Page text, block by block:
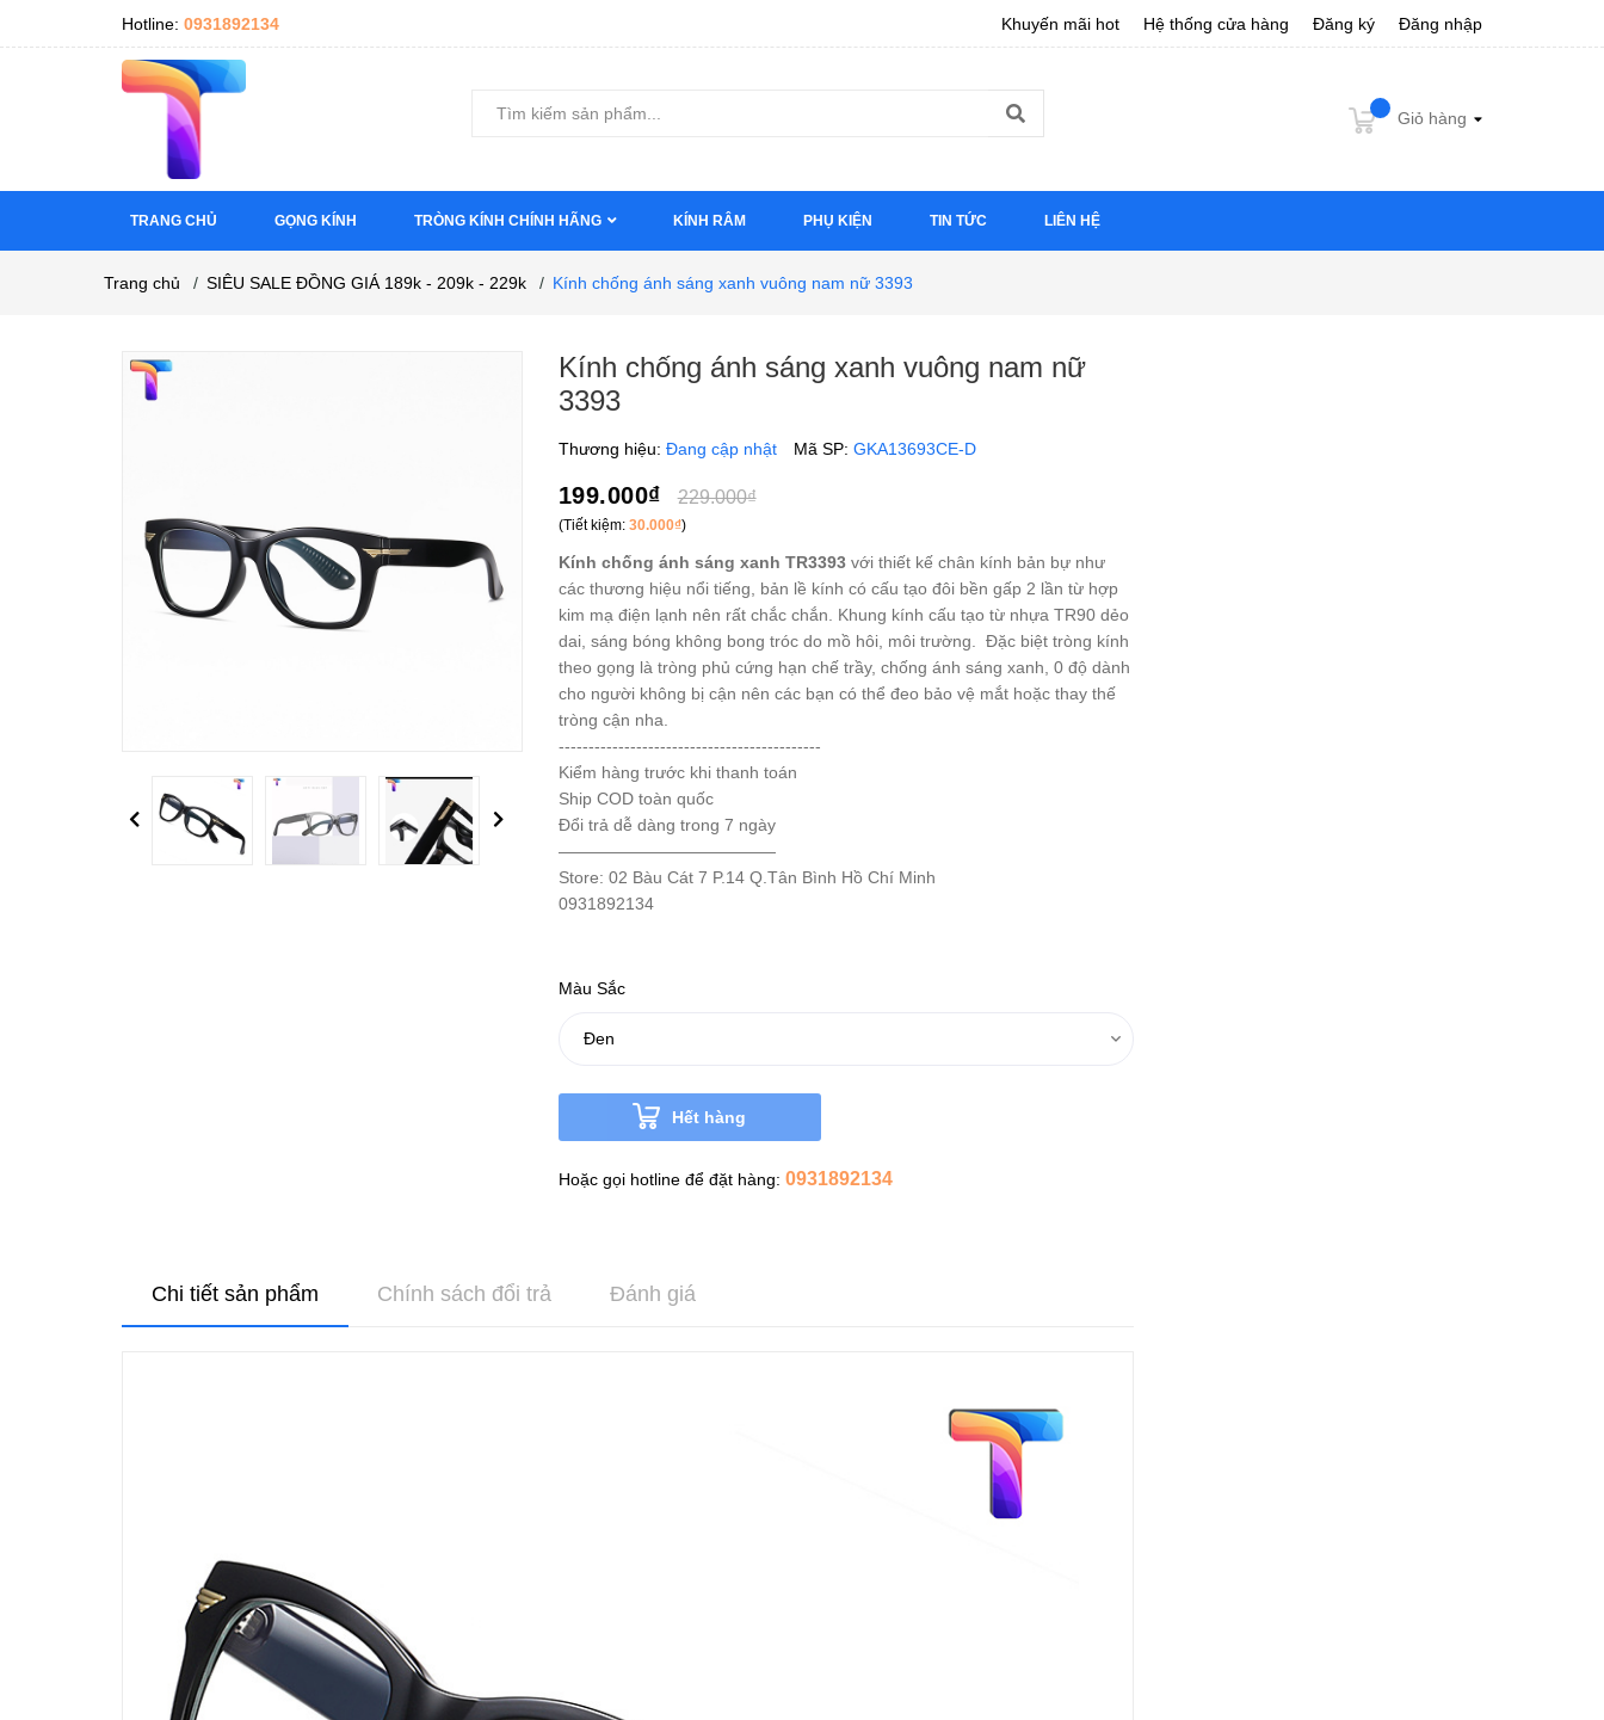
Hotline: 0931892134 Khuyến mãi hot Hệ thống cửa hàng Đăng ký Đăng nhập
Giỏ hàng
TRANG CHỦ GỌNG KÍNH TRÒNG KÍNH CHÍNH HÃNG KÍNH RÂM PHỤ KIỆN TIN TỨC LIÊN HỆ
Trang chủ / SIÊU SALE ĐỒNG GIÁ 189k - 209k - 229k / Kính chống ánh sáng xanh vuông nam nữ 3393
Previous Next
Kính chống ánh sáng xanh vuông nam nữ
3393
Thương hiệu: Đang cập nhật Mã SP: GKA13693CE-D
199.000₫ 229.000₫
(Tiết kiệm: 30.000₫)
Kính chống ánh sáng xanh TR3393 với thiết kế chân kính bản bự như
các thương hiệu nổi tiếng, bản lề kính có cấu tạo đôi bền gấp 2 lần từ hợp
kim mạ điện lạnh nên rất chắc chắn. Khung kính cấu tạo từ nhựa TR90 dẻo
dai, sáng bóng không bong tróc do mồ hôi, môi trường. Đặc biệt tròng kính
theo gọng là tròng phủ cứng hạn chế trầy, chống ánh sáng xanh, 0 độ dành
cho người không bị cận nên các bạn có thể đeo bảo vệ mắt hoặc thay thế
tròng cận nha.
--------------------------------------------
Kiểm hàng trước khi thanh toán
Ship COD toàn quốc
Đổi trả dễ dàng trong 7 ngày
—————————————
Store: 02 Bàu Cát 7 P.14 Q.Tân Bình Hồ Chí Minh
0931892134
Màu Sắc
Hết hàng
Hoặc gọi hotline để đặt hàng: 0931892134
Chi tiết sản phẩm Chính sách đổi trả Đánh giá